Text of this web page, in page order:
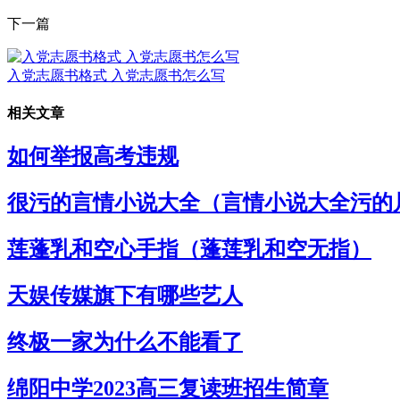
下一篇
入党志愿书格式 入党志愿书怎么写
相关文章
如何举报高考违规
很污的言情小说大全（言情小说大全污的
莲蓬乳和空心手指（蓬莲乳和空无指）
天娱传媒旗下有哪些艺人
终极一家为什么不能看了
绵阳中学2023高三复读班招生简章